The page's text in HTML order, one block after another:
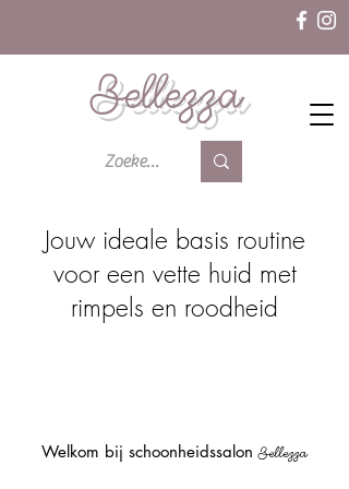
Bellezza
Jouw ideale basis routine
voor een vette huid met
rimpels en roodheid
Welkom bij schoonheidssalonBellezza